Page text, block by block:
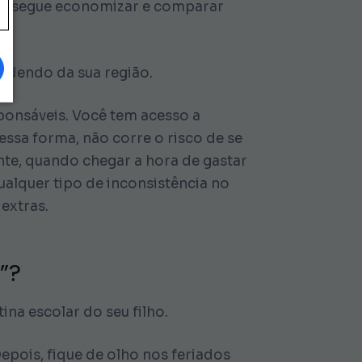
economizar e comparar
da sua região.
Você tem acesso a
forma, não corre o risco de se
quando chegar a hora de gastar
tipo de inconsistência no
escolar do seu filho.
fique de olho nos feriados